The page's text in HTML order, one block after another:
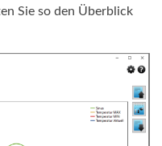
Sie so den Überblick